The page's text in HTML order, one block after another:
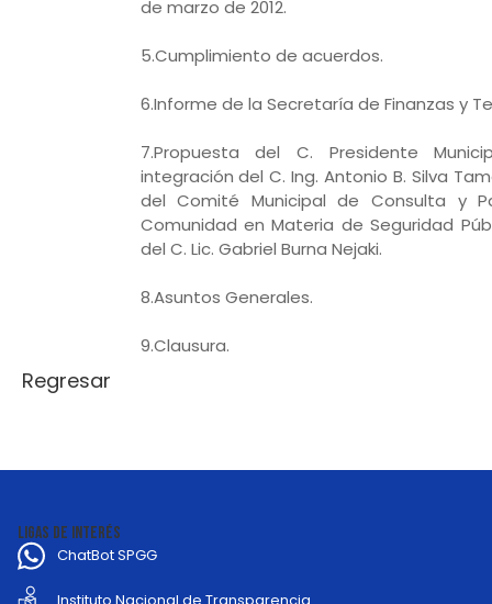
de marzo de 2012.
5.Cumplimiento de acuerdos.
6.Informe de la Secretaría de Finanzas y
7.Propuesta del C. Presidente
integración del C. Ing. Antonio B. Silva
del Comité Municipal de Consulta y
Comunidad en Materia de Seguridad
del C. Lic. Gabriel Burna Nejaki.
8.Asuntos Generales.
9.Clausura.
Regresar
LIGAS DE INTERÉS
ChatBot SPGG